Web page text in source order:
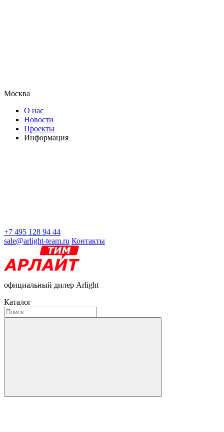
Москва
О нас
Новости
Проекты
Информация
+7 495 128 94 44
sale@arlight-team.ru Контакты
официальный дилер Arlight
Каталог